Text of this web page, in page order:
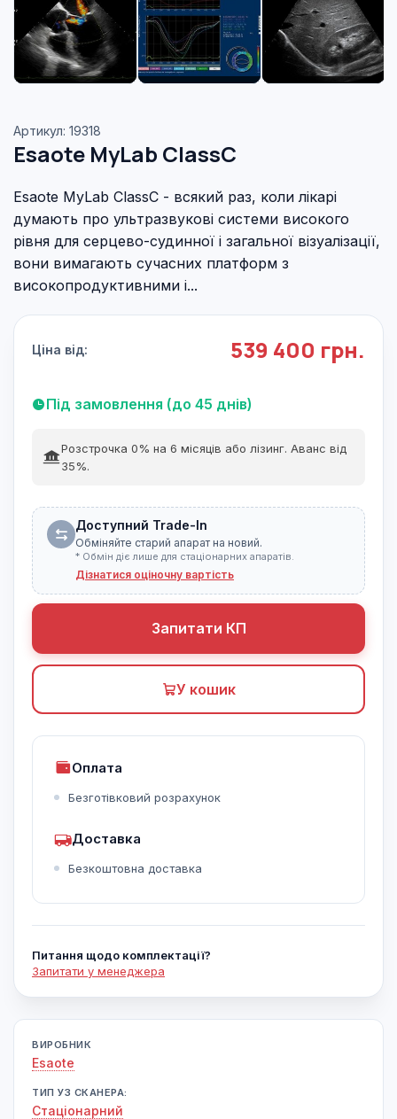
Артикул: 19318
Esaote MyLab ClassC
Esaote MyLab ClassC - всякий раз, коли лікарі
думають про ультразвукові системи високого
рівня для серцево-судинної і загальної візуалізації,
вони вимагають сучасних платформ з
високопродуктивними і...
Ціна від: 539 400 грн.
Під замовлення (до 45 днів)
Розстрочка 0% на 6 місяців або лізинг. Аванс від
35%.
Доступний Trade-In
Обміняйте старий апарат на новий.
* Обмін діє лише для стаціонарних апаратів.
Дізнатися оціночну вартість
Запитати КП
У кошик
Оплата
Безготівковий розрахунок
Доставка
Безкоштовна доставка
Питання щодо комплектації?
Запитати у менеджера
ВИРОБНИК
Esaote
ТИП УЗ СКАНЕРА:
Cтаціонарний